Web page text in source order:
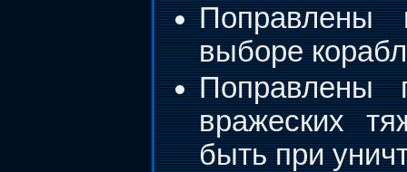
Поправлены
выборе
Поправлены
вражеских
быть при